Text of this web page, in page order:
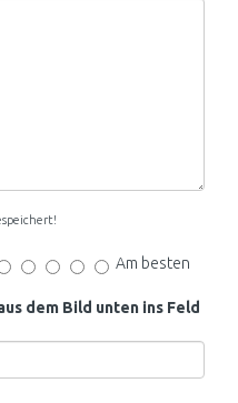
Am besten
dem Bild unten ins Feld